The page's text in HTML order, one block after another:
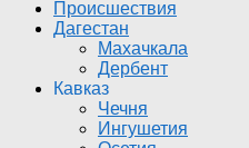
Происшествия
Дагестан
Махачкала
Дербент
Кавказ
Чечня
Ингушетия